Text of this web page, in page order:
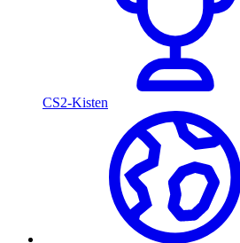
CS2-Kisten